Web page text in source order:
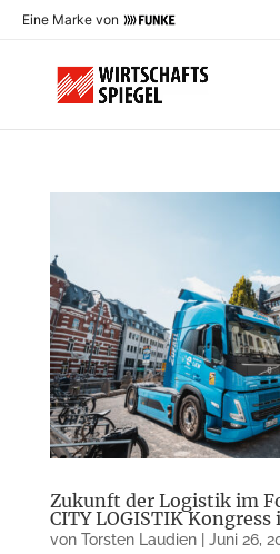
Eine Marke von
Zukunft der Logistik im
CITY LOGISTIK Kongress
von Torsten Laudien| Juni 26,